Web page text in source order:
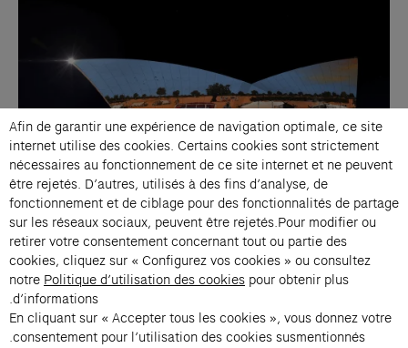
L’Opéra de Sydney dévoile Badu Gili : Story Keepers, une célébration
des voix des Premières Nations du Kimberley et de l’Arctique canadien.
Afin de garantir une expérience de navigation optimale, ce site
internet utilise des cookies. Certains cookies sont strictement
nécessaires au fonctionnement de ce site internet et ne peuvent
être rejetés. D’autres, utilisés à des fins d’analyse, de
fonctionnement et de ciblage pour des fonctionnalités de partage
sur les réseaux sociaux, peuvent être rejetés.Pour modifier ou
retirer votre consentement concernant tout ou partie des
cookies, cliquez sur « Configurez vos cookies » ou consultez
notre Politique d’utilisation des cookies pour obtenir plus
d’informations.
En cliquant sur « Accepter tous les cookies », vous donnez votre
consentement pour l’utilisation des cookies susmentionnés.